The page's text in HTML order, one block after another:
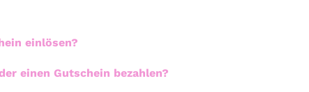
einlösen?
einen Gutschein bezahlen?